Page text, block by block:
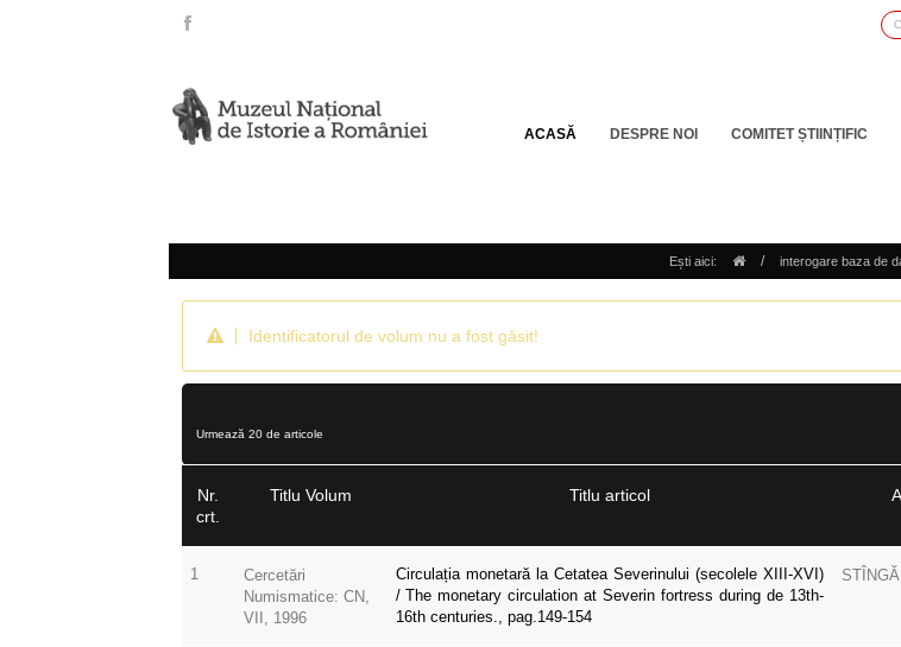
ACASĂ DESPRE NOI COMITET ȘTIINȚIFIC
Ești aici: / interogare baza de
Identificatorul de volum nu a fost găsit!
Urmează 20 de articole
Nr.
crt.
Titlu Volum Titlu articol
1
Cercetări
Numismatice: CN,
VII, 1996
Circulația monetară la Cetatea Severinului (secolele XIII-XVI)
/ The monetary circulation at Severin fortress during de 13th-
16th centuries., pag.149-154